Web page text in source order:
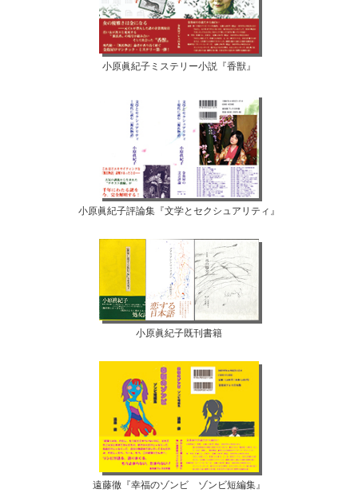
小原眞紀子ミステリー小説『香獣』
小原眞紀子評論集『文学とセクシュアリティ』
小原眞紀子既刊書籍
遠藤徹『幸福のゾンビ ゾンビ短編集』